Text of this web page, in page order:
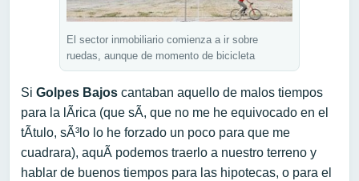
El sector inmobiliario comienza a ir sobre
ruedas, aunque de momento de bicicleta
Si Golpes Bajos cantaban aquello de malos tiempos
para la lÃ­rica (que sÃ­, que no me he equivocado en el
tÃ­tulo, sÃ³lo lo he forzado un poco para que me
cuadrara), aquÃ­ podemos traerlo a nuestro terreno y
hablar de buenos tiempos para las hipotecas, o para el